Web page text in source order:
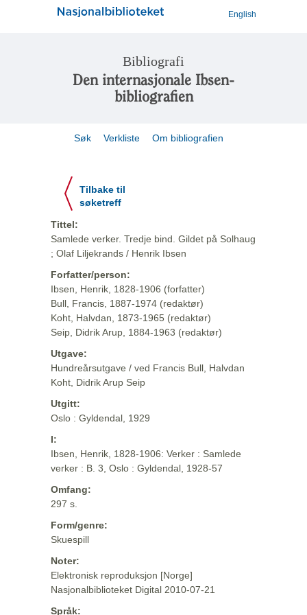
English
Bibliografi
Den internasjonale Ibsen-
bibliografien
Søk Verkliste Om bibliografien
Tilbake til
søketreff
Tittel:
Samlede verker. Tredje bind. Gildet på Solhaug
; Olaf Liljekrands / Henrik Ibsen
Forfatter/person:
Ibsen, Henrik, 1828-1906 (forfatter)
Bull, Francis, 1887-1974 (redaktør)
Koht, Halvdan, 1873-1965 (redaktør)
Seip, Didrik Arup, 1884-1963 (redaktør)
Utgave:
Hundreårsutgave / ved Francis Bull, Halvdan
Koht, Didrik Arup Seip
Utgitt:
Oslo : Gyldendal, 1929
I:
Ibsen, Henrik, 1828-1906: Verker : Samlede
verker : B. 3, Oslo : Gyldendal, 1928-57
Omfang:
297 s.
Form/genre:
Skuespill
Noter:
Elektronisk reproduksjon [Norge]
Nasjonalbiblioteket Digital 2010-07-21
Språk: